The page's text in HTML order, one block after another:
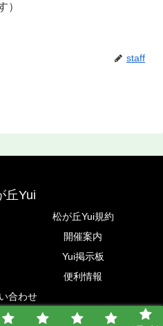
）
staff
丘Yui
松が丘Yui規約
開催案内
Yui掲示板
便利情報
合わせ
松が丘Yui.